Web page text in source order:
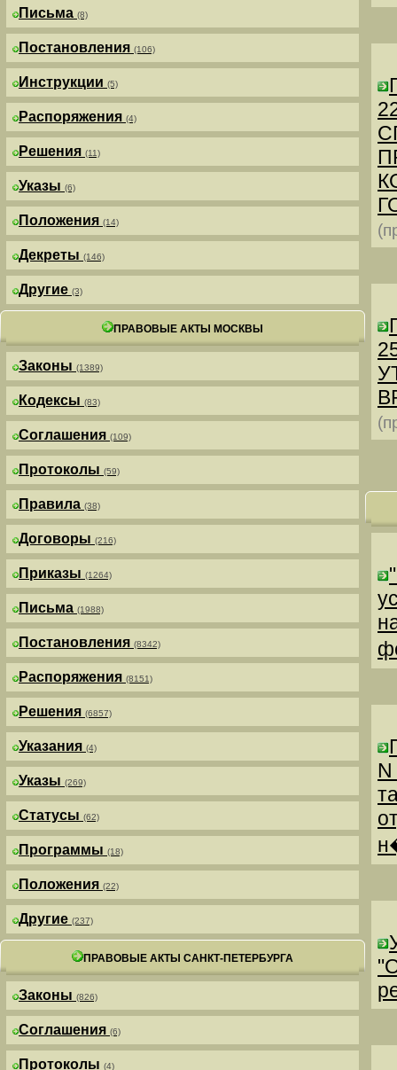
Письма (8)
Постановления (106)
Инструкции (5)
Распоряжения (4)
Решения (11)
Указы (6)
Положения (14)
Декреты (146)
Другие (3)
ПРАВОВЫЕ АКТЫ МОСКВЫ
Законы (1389)
Кодексы (83)
Соглашения (109)
Протоколы (59)
Правила (38)
Договоры (216)
Приказы (1264)
Письма (1988)
Постановления (8342)
Распоряжения (8151)
Решения (6857)
Указания (4)
Указы (269)
Статусы (62)
Программы (18)
Положения (22)
Другие (237)
ПРАВОВЫЕ АКТЫ САНКТ-ПЕТЕРБУРГА
Законы (826)
Соглашения (6)
Протоколы (4)